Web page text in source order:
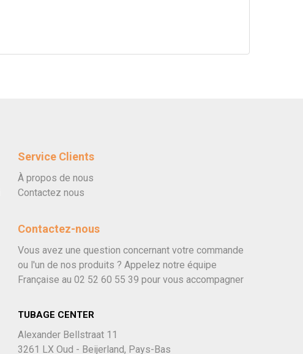
Service Clients
À propos de nous
Contactez nous
Contactez-nous
Vous avez une question concernant votre commande
ou l'un de nos produits ? Appelez notre équipe
Française au 02 52 60 55 39 pour vous accompagner
TUBAGE CENTER
Alexander Bellstraat 11
3261 LX Oud - Beijerland, Pays-Bas